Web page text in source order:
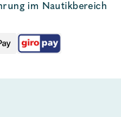
im Nautikbereich